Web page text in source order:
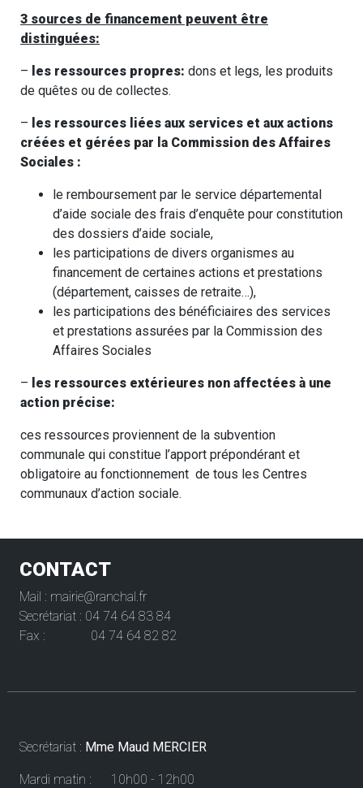
3 sources de financement peuvent être
distinguées:
– les ressources propres: dons et legs, les produits
de quêtes ou de collectes.
– les ressources liées aux services et aux actions
créées et gérées par la Commission des Affaires
Sociales :
le remboursement par le service départemental
d’aide sociale des frais d’enquête pour constitution
des dossiers d’aide sociale,
les participations de divers organismes au
financement de certaines actions et prestations
(département, caisses de retraite…),
les participations des bénéficiaires des services
et prestations assurées par la Commission des
Affaires Sociales
– les ressources extérieures non affectées à une
action précise:
ces ressources proviennent de la subvention
communale qui constitue l’apport prépondérant et
obligatoire au fonctionnement de tous les Centres
communaux d’action sociale.
CONTACT
Mail : mairie@ranchal.fr
Secrétariat : 04 74 64 83 84
Fax : 04 74 64 82 82
Secrétariat : Mme Maud MERCIER
Mardi matin : 10h00 - 12h00